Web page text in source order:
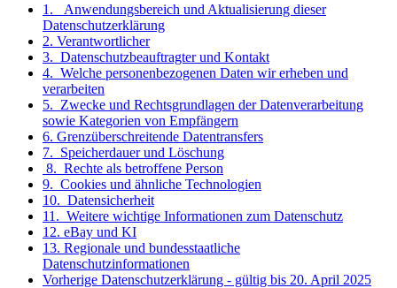
1. Anwendungsbereich und Aktualisierung dieser
Datenschutzerklärung
2. Verantwortlicher
3. Datenschutzbeauftragter und Kontakt
4. Welche personenbezogenen Daten wir erheben und
verarbeiten
5. Zwecke und Rechtsgrundlagen der Datenverarbeitung
sowie Kategorien von Empfängern
6. Grenzüberschreitende Datentransfers
7. Speicherdauer und Löschung
8. Rechte als betroffene Person
9. Cookies und ähnliche Technologien
10. Datensicherheit
11. Weitere wichtige Informationen zum Datenschutz
12. eBay und KI
13. Regionale und bundesstaatliche
Datenschutzinformationen
Vorherige Datenschutzerklärung - gültig bis 20. April 2025